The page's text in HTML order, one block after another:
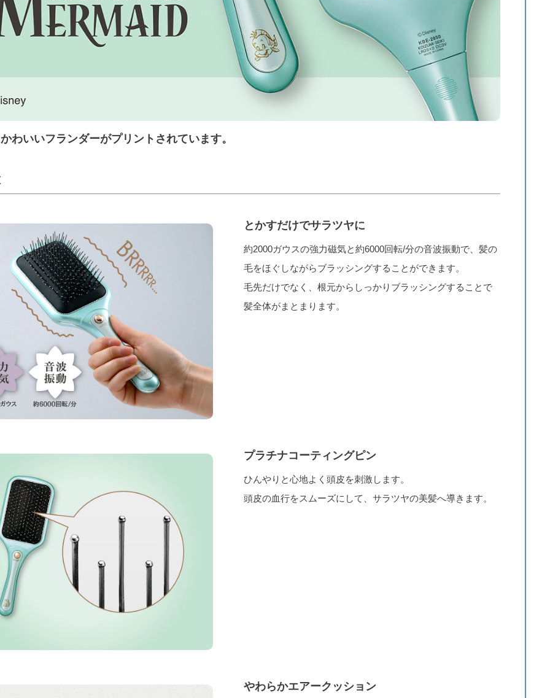
わいいフランダーがプリントされています。
とかすだけでサラツヤに
約2000ガウスの強力磁気と約6000回転/分の音波振動で、髪の
毛をほぐしながらブラッシングすることができます。
毛先だけでなく、根元からしっかりブラッシングすることで
髪全体がまとまります。
プラチナコーティングピン
ひんやりと心地よく頭皮を刺激します。
頭皮の血行をスムーズにして、サラツヤの美髪へ導きます。
やわらかエアークッション